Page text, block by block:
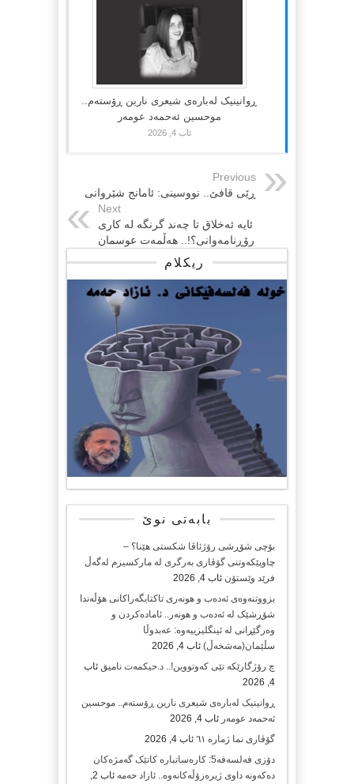
ڕوانینیک لەبارەى شیعرى نارین ڕۆستەم..
موحسین ئەحمەد عومەر
ئاب 4, 2026
Previous
ڕێی قافێ.. نووسینی: ئامانج شێروانی
Next
ئایە ئەخلاق تا چەند گرنگە لە کاری
رۆڕنامەوانی؟!.. هەڵمەت عوسمان
ریکلام
بابەتی نوێ
بۆچی شۆڕشی رۆژئاڤا شکستی هێنا؟ –
چاوپێکەوتنی گۆڤاری بەرگری لە مارکسیزم لەگەڵ
فرێد وێستۆن ئاب 4, 2026
بزووتنەوەی ئەدەب و هونەری تاکتایگەراکانی هۆڵەندا
شۆڕشێک لە ئەدەب و هونەر.. ئامادەکردن و
وەرگێڕانی لە ئینگلیزییەوە: عەبدوڵا
سڵێمان(مەشخەڵ) ئاب 4, 2026
چ رۆژگارێکە تێی کەوتووین!.. د.حیکمەت نامیق ئاب
4, 2026
ڕوانینیک لەبارەى شیعرى نارین ڕۆستەم.. موحسین
ئەحمەد عومەر ئاب 4, 2026
گۆڤاری نما ژمارە ٦١
ئاب 4, 2026
دۆزی فەلسەفە5: کارەساتبارە کاتێک گەمژەکان
دەکەونە داوی ژیرەزۆڵەکانەوە.. ئازاد حەمە
ئاب 2,